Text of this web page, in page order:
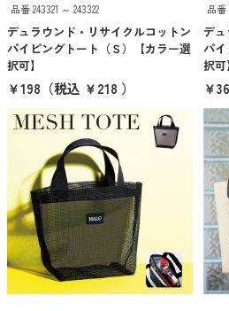
入稿データについて
営業日カレンダー
キーワード検索
価格帯から探す
100円以下
101〜200円
品番 243321 ～ 243322
デュラウンド・リサイクルコットン
パイピングトート（Ｓ）【カラー選
択可】
￥198 （税込 ￥218 ）
品番
デ
パ
択可】
￥